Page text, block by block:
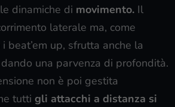
dinamiche di movimento. Il
laterale ma, come
beat’em up, sfrutta anche la
una parvenza di profondità.
non è poi gestita
tutti gli attacchi a distanza si